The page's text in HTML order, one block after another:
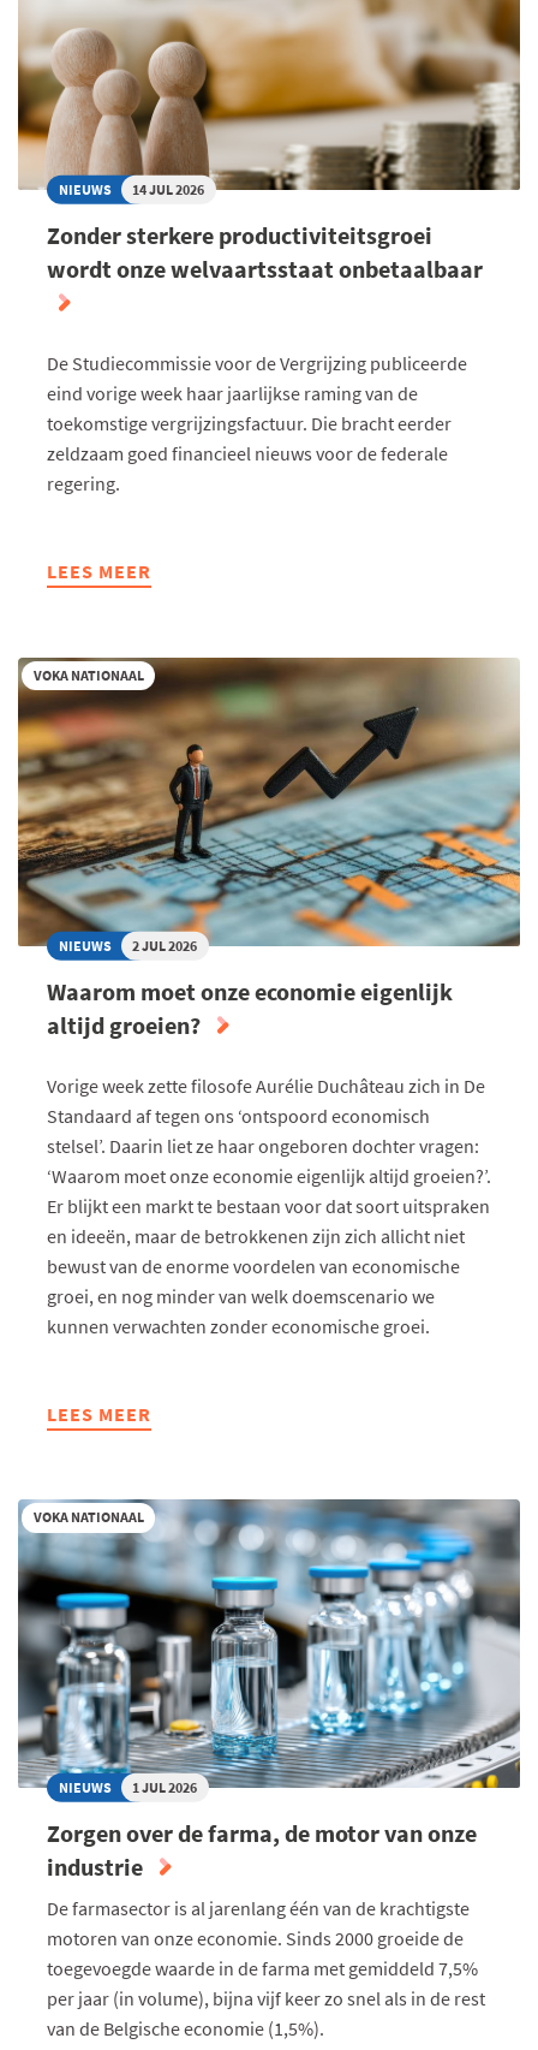
NIEUWS 14 JUL 2026
Zonder sterkere productiviteitsgroei
wordt onze welvaartsstaat onbetaalbaar
De Studiecommissie voor de Vergrijzing publiceerde
eind vorige week haar jaarlijkse raming van de
toekomstige vergrijzingsfactuur. Die bracht eerder
zeldzaam goed financieel nieuws voor de federale
regering.
LEES MEER
ABOUT
PRODUCTIVITEITSGROEI
WORDT
ONZE
WELVAARTSSTAAT
ONBETAALBAAR
VOKA NATIONAAL
NIEUWS 2 JUL 2026
Waarom moet onze economie eigenlijk
altijd groeien?
Vorige week zette filosofe Aurélie Duchâteau zich in De
Standaard af tegen ons ‘ontspoord economisch
stelsel’. Daarin liet ze haar ongeboren dochter vragen:
‘Waarom moet onze economie eigenlijk altijd groeien?’.
Er blijkt een markt te bestaan voor dat soort uitspraken
en ideeën, maar de betrokkenen zijn zich allicht niet
bewust van de enorme voordelen van economische
groei, en nog minder van welk doemscenario we
kunnen verwachten zonder economische groei.
LEES MEER
ABOUT
ONZE
ECONOMIE
EIGENLIJK
ALTIJD
GROEIEN?
VOKA NATIONAAL
NIEUWS 1 JUL 2026
Zorgen over de farma, de motor van onze
industrie
De farmasector is al jarenlang één van de krachtigste
motoren van onze economie. Sinds 2000 groeide de
toegevoegde waarde in de farma met gemiddeld 7,5%
per jaar (in volume), bijna vijf keer zo snel als in de rest
van de Belgische economie (1,5%).